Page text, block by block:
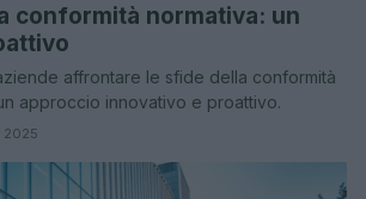
conformità normativa: un
affrontare le sfide della conformità
approccio innovativo e proattivo.
2025